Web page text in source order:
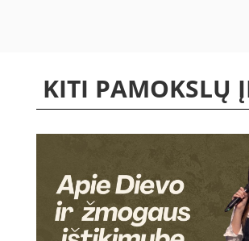
KITI PAMOKSLŲ